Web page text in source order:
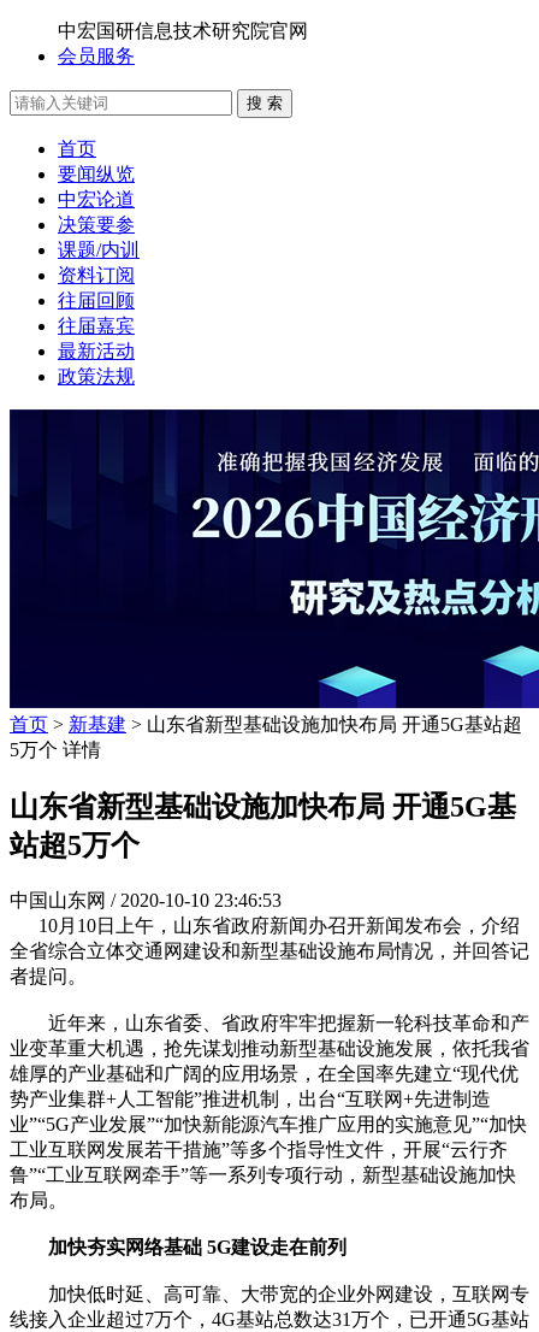
中宏国研信息技术研究院官网
会员服务
搜 索
首页
要闻纵览
中宏论道
决策要参
课题/内训
资料订阅
往届回顾
往届嘉宾
最新活动
政策法规
首页 > 新基建 > 山东省新型基础设施加快布局 开通5G基站超
5万个 详情
山东省新型基础设施加快布局 开通5G基
站超5万个
中国山东网 / 2020-10-10 23:46:53
10月10日上午，山东省政府新闻办召开新闻发布会，介绍
全省综合立体交通网建设和新型基础设施布局情况，并回答记
者提问。
近年来，山东省委、省政府牢牢把握新一轮科技革命和产
业变革重大机遇，抢先谋划推动新型基础设施发展，依托我省
雄厚的产业基础和广阔的应用场景，在全国率先建立“现代优
势产业集群+人工智能”推进机制，出台“互联网+先进制造
业”“5G产业发展”“加快新能源汽车推广应用的实施意见”“加快
工业互联网发展若干措施”等多个指导性文件，开展“云行齐
鲁”“工业互联网牵手”等一系列专项行动，新型基础设施加快
布局。
加快夯实网络基础 5G建设走在前列
加快低时延、高可靠、大带宽的企业外网建设，互联网专
线接入企业超过7万个，4G基站总数达31万个，已开通5G基站